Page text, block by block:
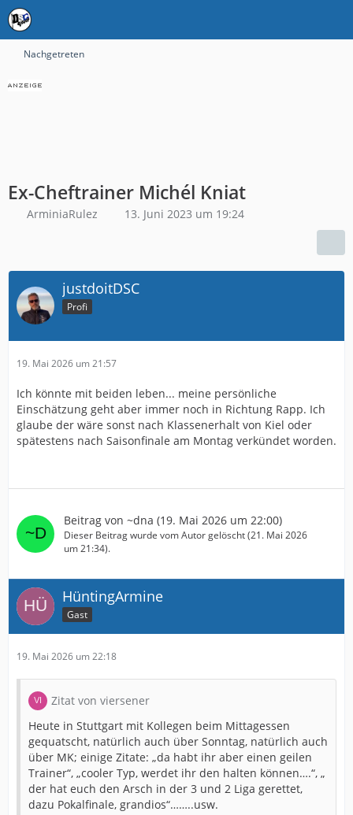
Nachgetreten
Ex-Cheftrainer Michél Kniat
ArminiaRulez 13. Juni 2023 um 19:24
justdoitDSC
Profi
19. Mai 2026 um 21:57
Ich könnte mit beiden leben... meine persönliche
Einschätzung geht aber immer noch in Richtung Rapp. Ich
glaube der wäre sonst nach Klassenerhalt von Kiel oder
spätestens nach Saisonfinale am Montag verkündet worden.
Beitrag von ~dna (19. Mai 2026 um 22:00)
Dieser Beitrag wurde vom Autor gelöscht (21. Mai 2026
um 21:34).
HüntingArmine
Gast
19. Mai 2026 um 22:18
Zitat von viersener
Heute in Stuttgart mit Kollegen beim Mittagessen
gequatscht, natürlich auch über Sonntag, natürlich auch
über MK; einige Zitate: „da habt ihr aber einen geilen
Trainer“, „cooler Typ, werdet ihr den halten können….“, „
der hat euch den Arsch in der 3 und 2 Liga gerettet,
dazu Pokalfinale, grandios“……..usw.